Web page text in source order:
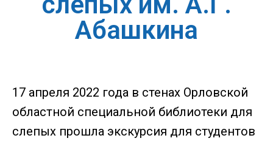
Абашкина
17 апреля 2022 года в стенах Орловской
областной специальной библиотеки для
слепых прошла экскурсия для студентов